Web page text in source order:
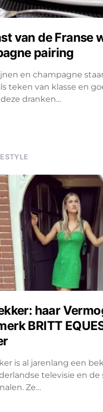
van de Franse
pairing
en champagne
teken van klasse en
dranken…
haar
BRITT
is al jarenlang een
televisie en de
Ze…